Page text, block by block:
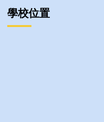
學校位置